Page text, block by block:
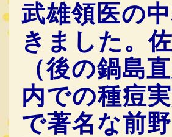
武雄領医の
きました。
（後の鍋島
内での種痘
で著名な前